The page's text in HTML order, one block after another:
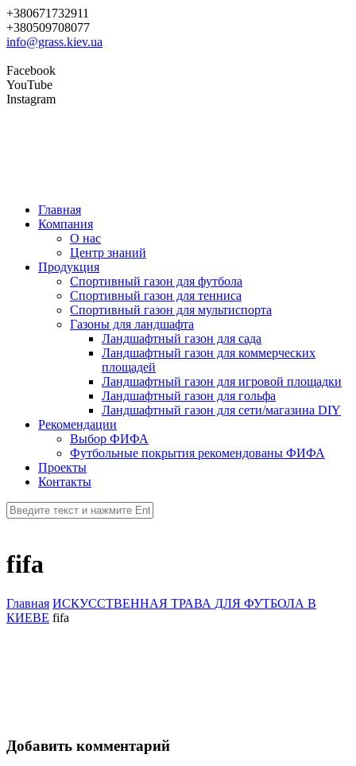
+380671732911
+380509708077
info@grass.kiev.ua
Facebook
YouTube
Instagram
Главная
Компания
О нас
Центр знаний
Продукция
Cпортивный газон для футбола
Cпортивный газон для тенниса
Cпортивный газон для мультиспорта
Газоны для ландшафта
Ландшафтный газон для сада
Ландшафтный газон для коммерческих
площадей
Ландшафтный газон для игровой площадки
Ландшафтный газон для гольфа
Ландшафтный газон для сети/магазина DIY
Рекомендации
Выбор ФИФА
Футбольные покрытия рекомендованы ФИФА
Проекты
Контакты
fifa
Главная ИСКУССТВЕННАЯ ТРАВА ДЛЯ ФУТБОЛА В
КИЕВЕ fifa
Добавить комментарий